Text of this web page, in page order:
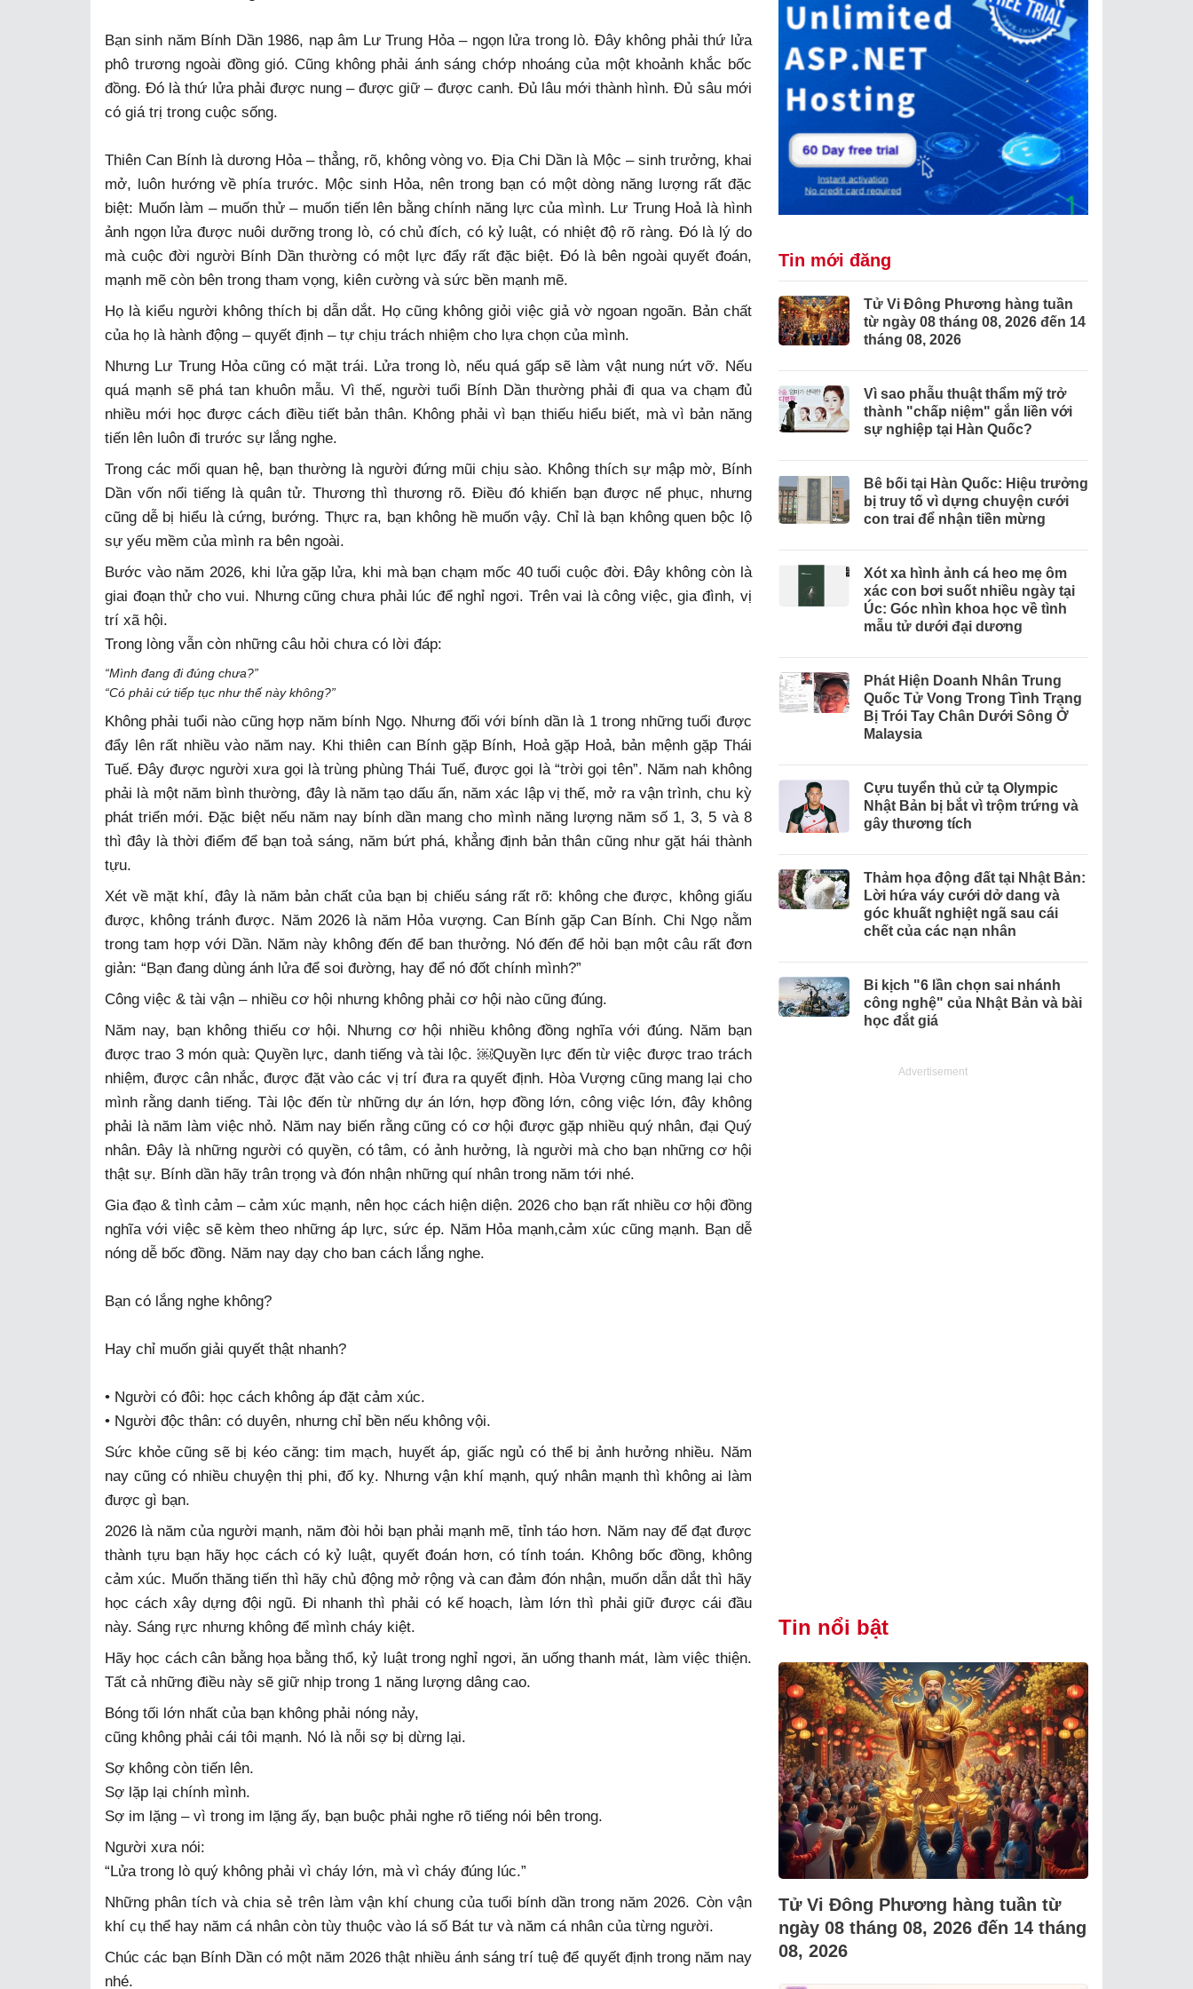
Bạn sinh năm Bính Dần 1986, nạp âm Lư Trung Hỏa – ngọn lửa trong lò. Đây không phải thứ lửa
phô trương ngoài đồng gió. Cũng không phải ánh sáng chớp nhoáng của một khoảnh khắc bốc
đồng. Đó là thứ lửa phải được nung – được giữ – được canh. Đủ lâu mới thành hình. Đủ sâu mới
có giá trị trong cuộc sống.
Thiên Can Bính là dương Hỏa – thẳng, rõ, không vòng vo. Địa Chi Dần là Mộc – sinh trưởng, khai
mở, luôn hướng về phía trước. Mộc sinh Hỏa, nên trong bạn có một dòng năng lượng rất đặc
biệt: Muốn làm – muốn thử – muốn tiến lên bằng chính năng lực của mình. Lư Trung Hoả là hình
ảnh ngọn lửa được nuôi dưỡng trong lò, có chủ đích, có kỷ luật, có nhiệt độ rõ ràng. Đó là lý do
mà cuộc đời người Bính Dần thường có một lực đẩy rất đặc biệt. Đó là bên ngoài quyết đoán,
mạnh mẽ còn bên trong tham vọng, kiên cường và sức bền mạnh mẽ.
Họ là kiểu người không thích bị dẫn dắt. Họ cũng không giỏi việc giả vờ ngoan ngoãn. Bản chất
của họ là hành động – quyết định – tự chịu trách nhiệm cho lựa chọn của mình.
Nhưng Lư Trung Hỏa cũng có mặt trái. Lửa trong lò, nếu quá gấp sẽ làm vật nung nứt vỡ. Nếu
quá mạnh sẽ phá tan khuôn mẫu. Vì thế, người tuổi Bính Dần thường phải đi qua va chạm đủ
nhiều mới học được cách điều tiết bản thân. Không phải vì bạn thiếu hiểu biết, mà vì bản năng
tiến lên luôn đi trước sự lắng nghe.
Trong các mối quan hệ, bạn thường là người đứng mũi chịu sào. Không thích sự mập mờ, Bính
Dần vốn nổi tiếng là quân tử. Thương thì thương rõ. Điều đó khiến bạn được nể phục, nhưng
cũng dễ bị hiểu là cứng, bướng. Thực ra, bạn không hề muốn vậy. Chỉ là bạn không quen bộc lộ
sự yếu mềm của mình ra bên ngoài.
Bước vào năm 2026, khi lửa gặp lửa, khi mà bạn chạm mốc 40 tuổi cuộc đời. Đây không còn là
giai đoạn thử cho vui. Nhưng cũng chưa phải lúc để nghỉ ngơi. Trên vai là công việc, gia đình, vị
trí xã hội.
Trong lòng vẫn còn những câu hỏi chưa có lời đáp:
“Mình đang đi đúng chưa?”
“Có phải cứ tiếp tục như thế này không?”
Không phải tuổi nào cũng hợp năm bính Ngọ. Nhưng đối với bính dần là 1 trong những tuổi được
đẩy lên rất nhiều vào năm nay. Khi thiên can Bính gặp Bính, Hoả gặp Hoả, bản mệnh gặp Thái
Tuế. Đây được người xưa gọi là trùng phùng Thái Tuế, được gọi là “trời gọi tên”. Năm nah không
phải là một năm bình thường, đây là năm tạo dấu ấn, năm xác lập vị thế, mở ra vận trình, chu kỳ
phát triển mới. Đặc biệt nếu năm nay bính dần mang cho mình năng lượng năm số 1, 3, 5 và 8
thì đây là thời điểm để bạn toả sáng, năm bứt phá, khẳng định bản thân cũng như gặt hái thành
tựu.
Xét về mặt khí, đây là năm bản chất của bạn bị chiếu sáng rất rõ: không che được, không giấu
được, không tránh được. Năm 2026 là năm Hỏa vượng. Can Bính gặp Can Bính. Chi Ngọ nằm
trong tam hợp với Dần. Năm này không đến để ban thưởng. Nó đến để hỏi bạn một câu rất đơn
giản: “Bạn đang dùng ánh lửa để soi đường, hay để nó đốt chính mình?”
Công việc & tài vận – nhiều cơ hội nhưng không phải cơ hội nào cũng đúng.
Năm nay, bạn không thiếu cơ hội. Nhưng cơ hội nhiều không đồng nghĩa với đúng. Năm bạn
được trao 3 món quà: Quyền lực, danh tiếng và tài lộc. ￼Quyền lực đến từ việc được trao trách
nhiệm, được cân nhắc, được đặt vào các vị trí đưa ra quyết định. Hòa Vượng cũng mang lại cho
mình rằng danh tiếng. Tài lộc đến từ những dự án lớn, hợp đồng lớn, công việc lớn, đây không
phải là năm làm việc nhỏ. Năm nay biến rằng cũng có cơ hội được gặp nhiều quý nhân, đại Quý
nhân. Đây là những người có quyền, có tâm, có ảnh hưởng, là người mà cho bạn những cơ hội
thật sự. Bính dần hãy trân trọng và đón nhận những quí nhân trong năm tới nhé.
Gia đạo & tình cảm – cảm xúc mạnh, nên học cách hiện diện. 2026 cho bạn rất nhiều cơ hội đồng
nghĩa với việc sẽ kèm theo những áp lực, sức ép. Năm Hỏa mạnh,cảm xúc cũng mạnh. Bạn dễ
nóng dễ bốc đồng. Năm nay dạy cho ban cách lắng nghe.
Bạn có lắng nghe không?
Hay chỉ muốn giải quyết thật nhanh?
• Người có đôi: học cách không áp đặt cảm xúc.
• Người độc thân: có duyên, nhưng chỉ bền nếu không vội.
Sức khỏe cũng sẽ bị kéo căng: tim mạch, huyết áp, giấc ngủ có thể bị ảnh hưởng nhiều. Năm
nay cũng có nhiều chuyện thị phi, đố kỵ. Nhưng vận khí mạnh, quý nhân mạnh thì không ai làm
được gì bạn.
2026 là năm của người mạnh, năm đòi hỏi bạn phải mạnh mẽ, tỉnh táo hơn. Năm nay để đạt được
thành tựu bạn hãy học cách có kỷ luật, quyết đoán hơn, có tính toán. Không bốc đồng, không
cảm xúc. Muốn thăng tiến thì hãy chủ động mở rộng và can đảm đón nhận, muốn dẫn dắt thì hãy
học cách xây dựng đội ngũ. Đi nhanh thì phải có kế hoạch, làm lớn thì phải giữ được cái đầu
này. Sáng rực nhưng không để mình cháy kiệt.
Hãy học cách cân bằng họa bằng thổ, kỷ luật trong nghỉ ngơi, ăn uống thanh mát, làm việc thiện.
Tất cả những điều này sẽ giữ nhịp trong 1 năng lượng dâng cao.
Bóng tối lớn nhất của bạn không phải nóng nảy,
cũng không phải cái tôi mạnh. Nó là nỗi sợ bị dừng lại.
Sợ không còn tiến lên.
Sợ lặp lại chính mình.
Sợ im lặng – vì trong im lặng ấy, bạn buộc phải nghe rõ tiếng nói bên trong.
Người xưa nói:
“Lửa trong lò quý không phải vì cháy lớn, mà vì cháy đúng lúc.”
Những phân tích và chia sẻ trên làm vận khí chung của tuổi bính dần trong năm 2026. Còn vận
khí cụ thể hay năm cá nhân còn tùy thuộc vào lá số Bát tư và năm cá nhân của từng người.
Chúc các bạn Bính Dần có một năm 2026 thật nhiều ánh sáng trí tuệ để quyết định trong năm nay
nhé.
Tin mới đăng
Tử Vi Đông Phương hàng tuần
từ ngày 08 tháng 08, 2026 đến 14
tháng 08, 2026
Vì sao phẫu thuật thẩm mỹ trở
thành "chấp niệm" gắn liền với
sự nghiệp tại Hàn Quốc?
Bê bối tại Hàn Quốc: Hiệu trưởng
bị truy tố vì dựng chuyện cưới
con trai để nhận tiền mừng
Xót xa hình ảnh cá heo mẹ ôm
xác con bơi suốt nhiều ngày tại
Úc: Góc nhìn khoa học về tình
mẫu tử dưới đại dương
Phát Hiện Doanh Nhân Trung
Quốc Tử Vong Trong Tình Trạng
Bị Trói Tay Chân Dưới Sông Ở
Malaysia
Cựu tuyển thủ cử tạ Olympic
Nhật Bản bị bắt vì trộm trứng và
gây thương tích
Thảm họa động đất tại Nhật Bản:
Lời hứa váy cưới dở dang và
góc khuất nghiệt ngã sau cái
chết của các nạn nhân
Bi kịch "6 lần chọn sai nhánh
công nghệ" của Nhật Bản và bài
học đắt giá
Advertisement
Tin nổi bật
Tử Vi Đông Phương hàng tuần từ
ngày 08 tháng 08, 2026 đến 14 tháng
08, 2026